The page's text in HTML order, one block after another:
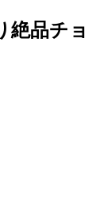
絶品チョ